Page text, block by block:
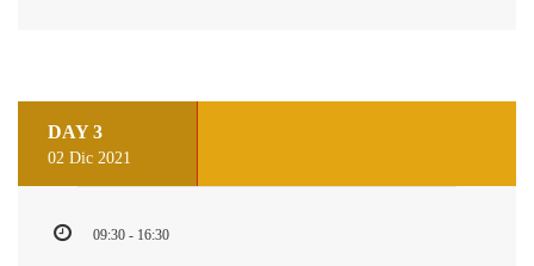
DAY 3
02 Dic 2021
09:30 - 16:30